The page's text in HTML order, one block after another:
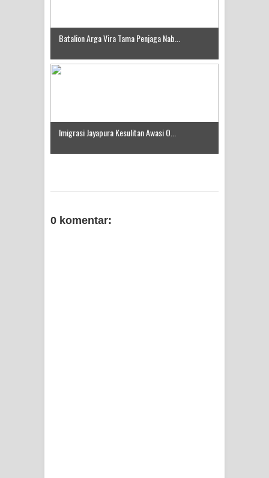
Batalion Arga Vira Tama Penjaga Nab...
Imigrasi Jayapura Kesulitan Awasi O...
0 komentar: